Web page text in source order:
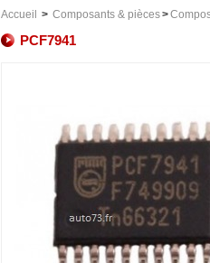
Accueil > Composants & pièces>
PCF7941